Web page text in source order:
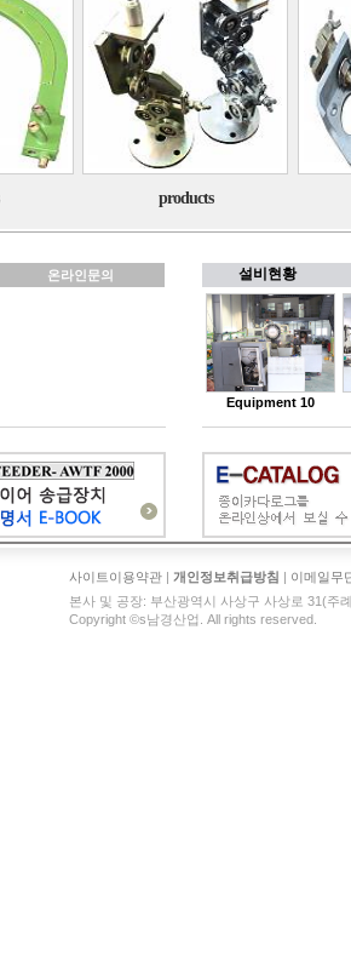
products
/ .
온라인문의 설비현황
Equipment 10
사이트이용약관 | 개인정보취급방침 | 이메일무
본사 및 공장: 부산광역시 사상구 사상로 31(주
Copyright ©s남경산업. All rights reserved.